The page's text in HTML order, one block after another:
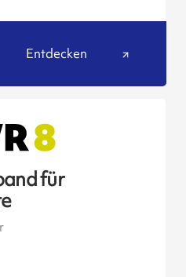
Entdecken
für